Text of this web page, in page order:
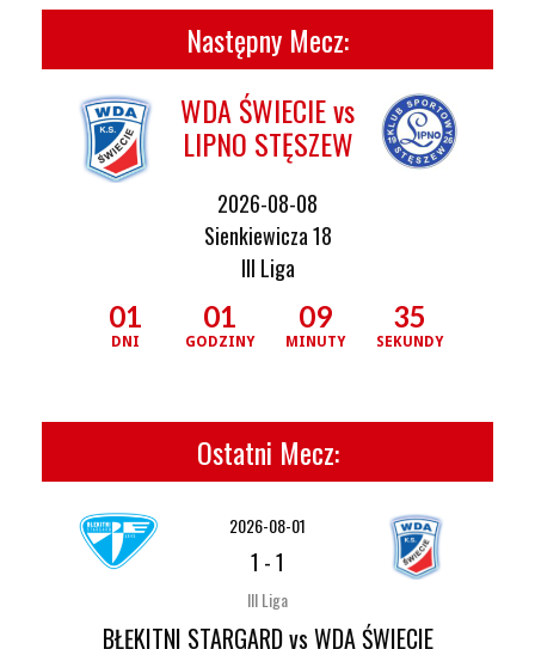
Następny Mecz:
WDA ŚWIECIE vs
LIPNO STĘSZEW
2026-08-08
Sienkiewicza 18
III Liga
01
DNI
01
GODZINY
09
MINUTY
35
SEKUNDY
Ostatni Mecz:
2026-08-01
1 -1
III Liga
BŁĘKITNI STARGARD vs WDA ŚWIECIE